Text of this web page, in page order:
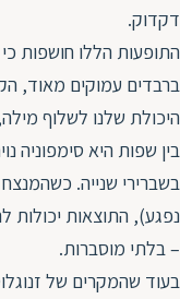
דקדוק.
התופעות הללו חושפות
ברבדים עמוקים מאוד,
היכולת שלנו לשלוף
בין שפות היא סימפוניה
בשברירי שנייה.
נפגע), התוצאות יכולות
– בלתי מוסברות.
בעוד שהמקרים של